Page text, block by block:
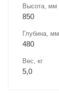
Высота, мм
850
Глубина, мм
480
Вес, кг
5,0